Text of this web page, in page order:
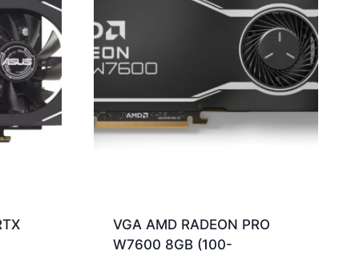
VGA AMD RADEON PRO
W7600 8GB (100-